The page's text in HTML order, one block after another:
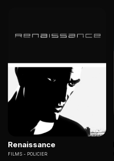
Renaissance
FILMS POLICIER